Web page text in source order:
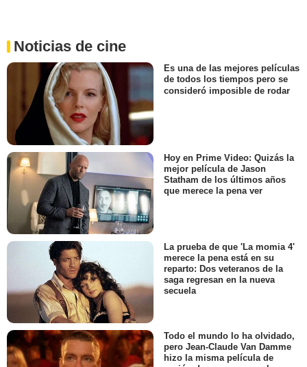
Noticias de cine
Es una de las mejores películas
de todos los tiempos pero se
consideró imposible de rodar
Hoy en Prime Video: Quizás la
mejor película de Jason
Statham de los últimos años
que merece la pena ver
La prueba de que 'La momia 4'
merece la pena está en su
reparto: Dos veteranos de la
saga regresan en la nueva
secuela
Todo el mundo lo ha olvidado,
pero Jean-Claude Van Damme
hizo la misma película de